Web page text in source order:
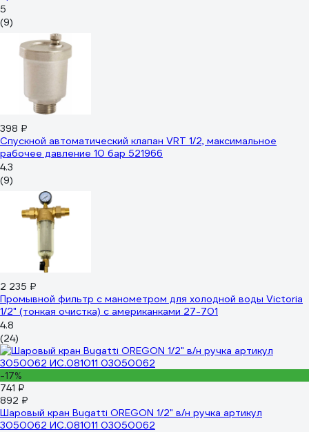
5
(9)
398 ₽
Спускной автоматический клапан VRT 1/2, максимальное
рабочее давление 10 бар 521966
4.3
(9)
2 235 ₽
Промывной фильтр с манометром для холодной воды Victoria
1/2" (тонкая очистка) с американками 27-701
4.8
(24)
-17%
741 ₽
892 ₽
Шаровый кран Bugatti OREGON 1/2" в/н ручка артикул
3050062 ИС.081011 03050062